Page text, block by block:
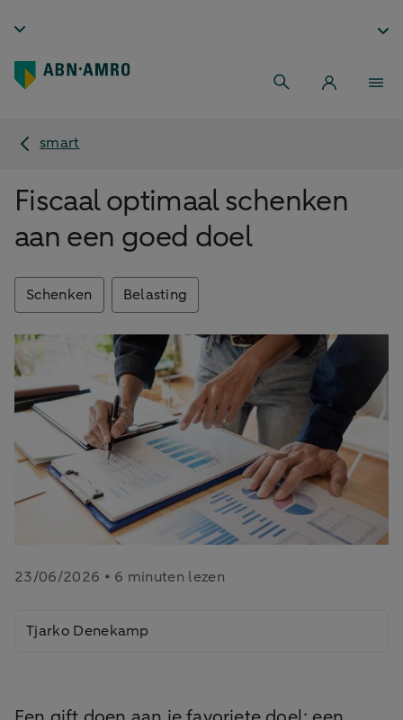
smart
Fiscaal optimaal schenken
aan een goed doel
Schenken Belasting
23/06/2026 • 6 minuten lezen
Tjarko Denekamp